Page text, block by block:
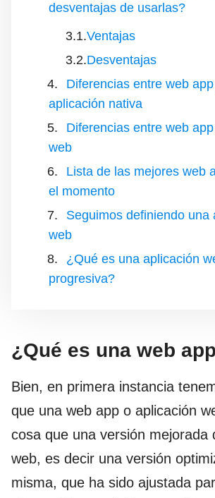
desventajas de usarlas?
Ventajas
Desventajas
Diferencias entre web
aplicación nativa
Diferencias entre web
web
Lista de las mejores web
el momento
Seguimos definiendo una
web
¿Qué es una aplicación
progresiva?
¿Qué es una web
Bien, en primera instancia
que una web app o aplicación
cosa que una versión mejorada
web, es decir una versión
misma, que ha sido ajustada